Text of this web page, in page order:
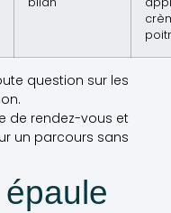
question sur les
de rendez-vous et
un parcours sans